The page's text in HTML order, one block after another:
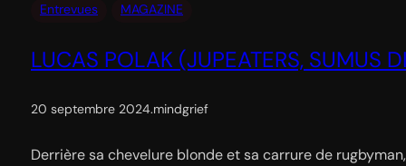
Entrevues MAGAZINE
LUCAS POLAK (JUPEATERS, SUMUS
20 septembre 2024.mindgrief
Derrière sa chevelure blonde et sa carrure de